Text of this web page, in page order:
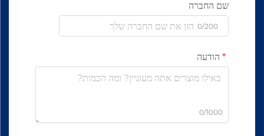
שם החברה
0/200
הודעה
0/1000